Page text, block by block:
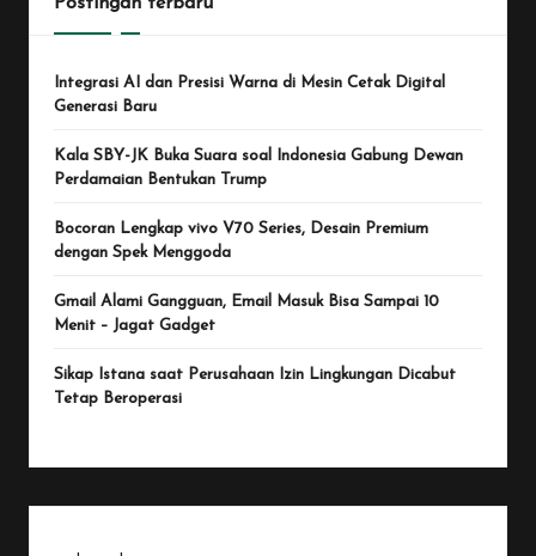
Integrasi AI dan Presisi Warna di Mesin Cetak Digital
Generasi Baru
Kala SBY-JK Buka Suara soal Indonesia Gabung Dewan
Perdamaian Bentukan Trump
Bocoran Lengkap vivo V70 Series, Desain Premium
dengan Spek Menggoda
Gmail Alami Gangguan, Email Masuk Bisa Sampai 10
Menit – Jagat Gadget
Sikap Istana saat Perusahaan Izin Lingkungan Dicabut
Tetap Beroperasi